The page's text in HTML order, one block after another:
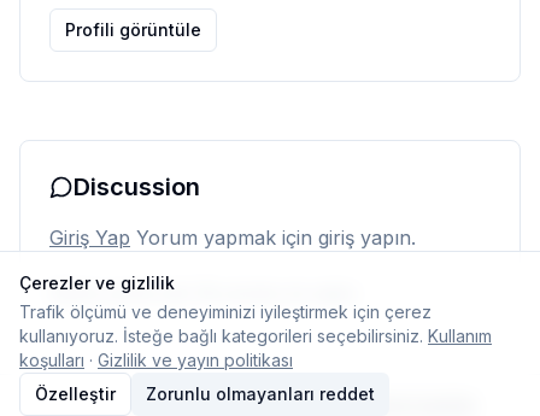
Profili görüntüle
Discussion
Giriş Yap Yorum yapmak için giriş yapın.
Henüz yorum yok. İlk yorumu siz yapın.
© 2026 TypelishAna SayfaEkipİletişimÇerez ayarları
Çerezler ve gizlilik
Trafik ölçümü ve deneyiminizi iyileştirmek için çerez
kullanıyoruz. İsteğe bağlı kategorileri seçebilirsiniz. Kullanım
koşulları · Gizlilik ve yayın politikası
Özelleştir
Zorunlu olmayanları reddet